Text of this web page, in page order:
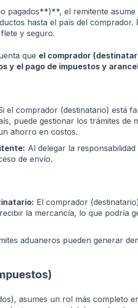
pagados**)**, el remitente asume
hasta el país del comprador.
y seguro.
que el comprador
y el pago de impuestos y
el comprador (destinatario) está
puede gestionar los trámites de
ahorro en costos.
Al delegar la responsabilidad
de envío.
El comprador
la mercancía, lo que podría
aduaneros pueden generar
asumes un rol más completo